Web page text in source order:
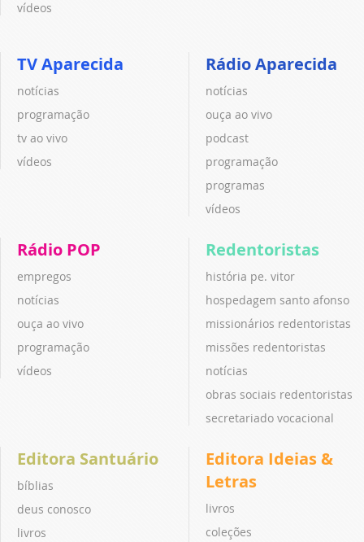
vídeos
TV Aparecida
notícias
programação
tv ao vivo
vídeos
Rádio Aparecida
notícias
ouça ao vivo
podcast
programação
programas
vídeos
Rádio POP
empregos
notícias
ouça ao vivo
programação
vídeos
Redentoristas
história pe. vitor
hospedagem santo afonso
missionários redentoristas
missões redentoristas
notícias
obras sociais redentoristas
secretariado vocacional
Editora Santuário
bíblias
deus conosco
livros
Editora Ideias &
Letras
livros
coleções